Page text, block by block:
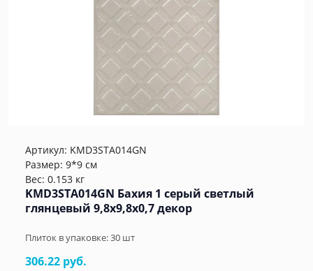
Артикул: KMD3STA014GN
Размер: 9*9 см
Вес: 0.153 кг
KMD3STA014GN Бахия 1 серый светлый
глянцевый 9,8x9,8x0,7 декор
Плиток в упаковке:30 шт
306.22 руб.